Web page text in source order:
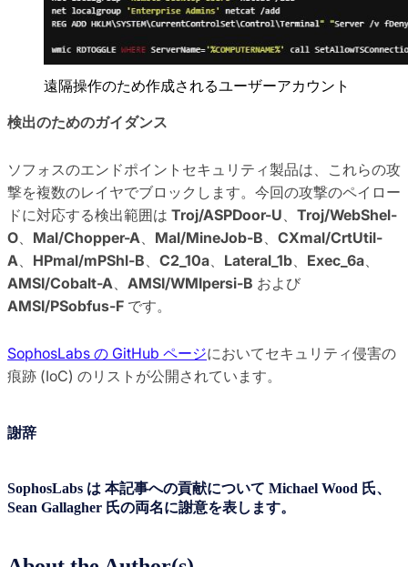
遠隔操作のため作成されるユーザーアカウント
検出のためのガイダンス
ソフォスのエンドポイントセキュリティ製品は、これらの攻
撃を複数のレイヤでブロックします。今回の攻撃のペイロー
ドに対応する検出範囲は Troj/ASPDoor-U
Troj/WebShel-
O
Mal/Chopper-A Mal/MineJob-B
CXmal/CrtUtil-
A
HPmal/mPShl-B C2_10a Lateral_1b Exec_6a
AMSI/Cobalt-A
AMSI/WMIpersi-B および
AMSI/PSobfus-F です。
SophosLabs の GitHub ページにおいてセキュリティ侵害の
痕跡 (IoC) のリストが公開されています。
謝辞
SophosLabs は 本記事への貢献について Michael Wood 氏、
Sean Gallagher 氏の両名に謝意を表します。